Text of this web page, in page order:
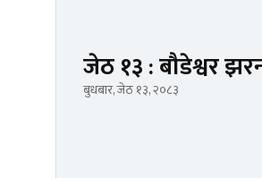
जेठ १३ : बौडेश्वर
बुधबार, जेठ १३, २०८३